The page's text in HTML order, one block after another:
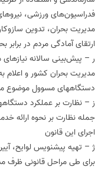
فدراسیون‌های ورزشی،
مدیریت بحران، تدوین
ارتقای آمادگی مردم در برابر
ر – پیش‌بینی سالانه نیازهای
مدیریت بحران کشور و اعلام
دستگاههای مسوول موضوع ماده (2) این قانون جهت
ز – نظارت بر عملکرد
جمله نظارت بر نحوه ارائه
اجرای این قانون
ژ – تهیه پیش‏نویس لوایح،
برای طی مراحل قانونی